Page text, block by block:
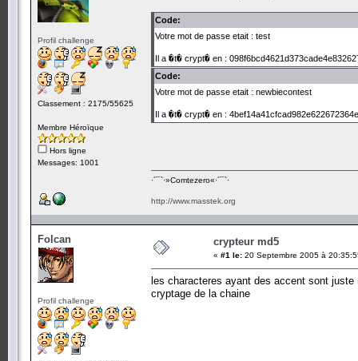
Profil challenge
Classement : 2175/55625
Membre Héroïque
Hors ligne
Messages: 1001
Code:
Votre mot de passe etait : test
Il a �t� crypt� en :
Code:
Votre mot de passe etait : newbiecontest
Il a �t� crypt� en :
·´¯`·­»Comtezero«­·´¯`·
http://www.masstek.org
Folcan
Profil challenge
crypteur md5
« #1 le: 20 Septembre 2005 à
les characteres ayant des accent sont
cryptage de la chaine